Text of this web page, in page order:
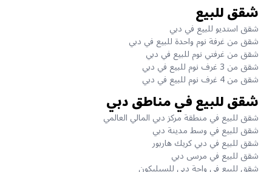
شقق للبيع
شقق استديو للبيع في دبي
شقق من غرفة نوم واحدة للبيع في دبي
شقق من غرفتي نوم للبيع في دبي
شقق من 3 غرف نوم للبيع في دبي
شقق من 4 غرف نوم للبيع في دبي
شقق للبيع في مناطق دبي
شقق للبيع في منطقة مركز دبي المالي العالمي
شقق للبيع في وسط مدينة دبي
شقق للبيع في دبي كريك هاربور
شقق للبيع في مرسى دبي
شقق للبيع في واحة دبي للسيليكون